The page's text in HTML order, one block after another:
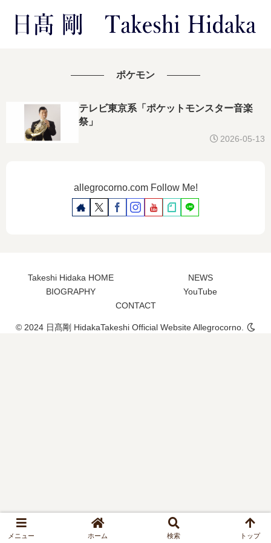
ポケモン
テレビ東京系「ポケットモンスター音楽
祭」
2026-05-13
allegrocorno.com Follow Me!
Takeshi Hidaka HOME
NEWS
BIOGRAPHY
YouTube
CONTACT
© 2024 日髙剛 HidakaTakeshi Official Website Allegrocorno.
メニュー ホーム 検索 トップ